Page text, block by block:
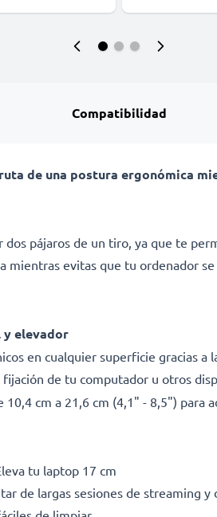
Compatibilidad
de una postura ergonómica
pájaros de un tiro, ya que te
evitas que tu ordenador
y elevador
en cualquier superficie gracias a
de tu computador u otros
cm a 21,6 cm (4,1" - 8,5") para
tu laptop 17 cm
de largas sesiones de streaming y